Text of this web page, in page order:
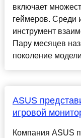
включает
геймеров. Среди
инструмент
Пару месяцев
поколение
ASUS
игровой
Компания ASUS